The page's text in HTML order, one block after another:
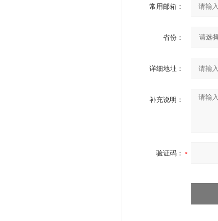
常用邮箱：
省份：
详细地址：
补充说明：
验证码：